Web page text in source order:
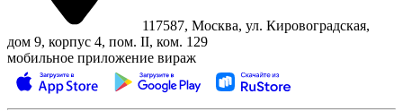
117587, Москва, ул. Кировоградская,
дом 9, корпус 4, пом. II, ком. 129
мобильное приложение вираж